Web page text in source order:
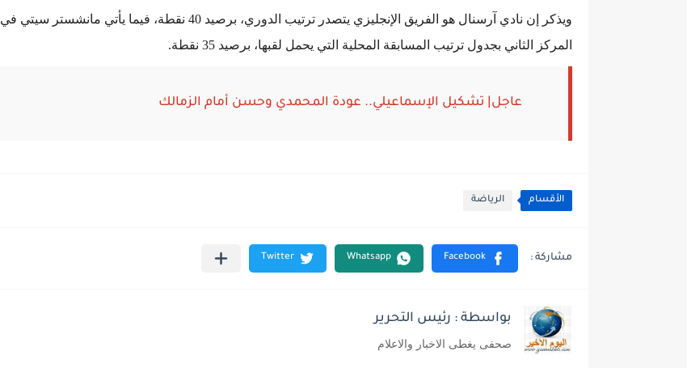
ويذكر إن نادي آرسنال هو الفريق الإنجليزي يتصدر ترتيب الدوري، برصيد 40 نقطة، فيما يأتي مانشستر سيتي في
المركز الثاني بجدول ترتيب المسابقة المحلية التي يحمل لقبها، برصيد 35 نقطة.
عاجل| تشكيل الإسماعيلي.. عودة المحمدي وحسن أمام الزمالك
الأقسام الرياضة
بواسطة : رئيس التحرير
صحفى يغطى الاخبار والاعلام